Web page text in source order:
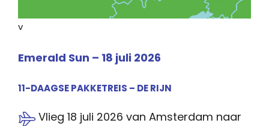
v
Emerald Sun – 18 juli 2026
11-DAAGSE PAKKETREIS – DE RIJN
Vlieg 18 juli 2026 van Amsterdam naar